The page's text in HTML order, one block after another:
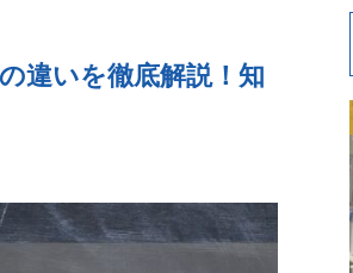
違いを徹底解説！知